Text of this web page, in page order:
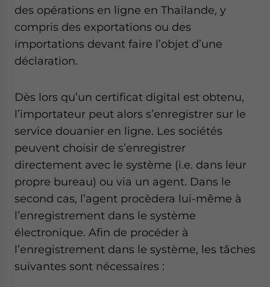
des opérations en ligne en Thaïlande, y
compris des exportations ou des
importations devant faire l’objet d’une
déclaration.
Dès lors qu’un certificat digital est obtenu,
l’importateur peut alors s’enregistrer sur le
service douanier en ligne. Les sociétés
peuvent choisir de s’enregistrer
directement avec le système (i.e. dans leur
propre bureau) ou via un agent. Dans le
second cas, l’agent procèdera lui-même à
l’enregistrement dans le système
électronique. Afin de procéder à
l’enregistrement dans le système, les tâches
suivantes sont nécessaires :